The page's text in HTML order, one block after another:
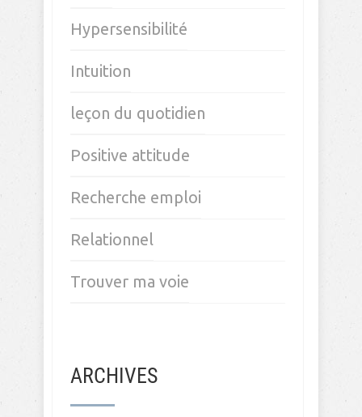
Hypersensibilité
Intuition
leçon du quotidien
Positive attitude
Recherche emploi
Relationnel
Trouver ma voie
ARCHIVES